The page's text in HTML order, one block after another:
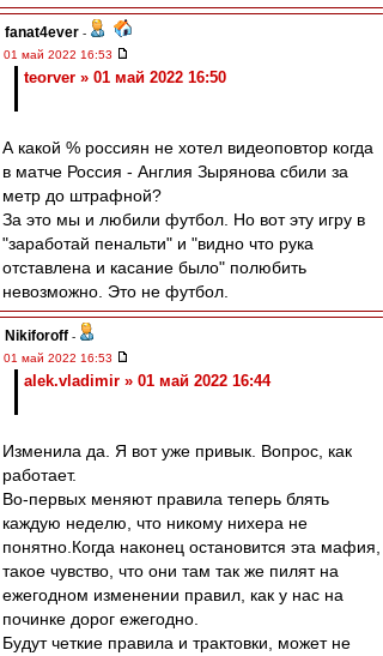
fanat4ever -
01 май 2022 16:53
teorver » 01 май 2022 16:50
А какой % россиян не хотел видеоповтор когда
в матче Россия - Англия Зырянова сбили за
метр до штрафной?
За это мы и любили футбол. Но вот эту игру в
"заработай пенальти" и "видно что рука
отставлена и касание было" полюбить
невозможно. Это не футбол.
Nikiforoff -
01 май 2022 16:53
alek.vladimir » 01 май 2022 16:44
Изменила да. Я вот уже привык. Вопрос, как
работает.
Во-первых меняют правила теперь блять
каждую неделю, что никому нихера не
понятно.Когда наконец остановится эта мафия,
такое чувство, что они там так же пилят на
ежегодном изменении правил, как у нас на
починке дорог ежегодно.
Будут четкие правила и трактовки, может не